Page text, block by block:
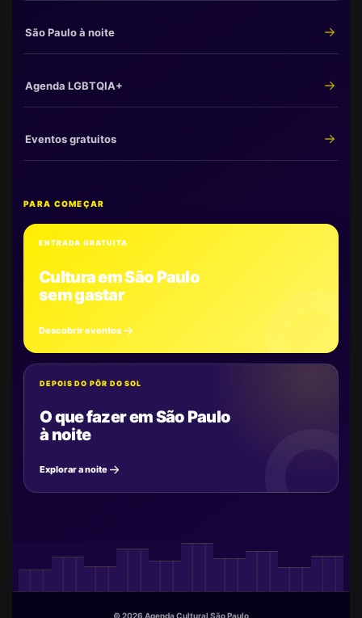
São Paulo à noite
Agenda LGBTQIA+
Eventos gratuitos
PARA COMEÇAR
ENTRADA GRATUITA
Cultura em São Paulo
sem gastar
Descobrir eventos
DEPOIS DO PÔR DO SOL
O que fazer em São Paulo
à noite
Explorar a noite
© 2026 Agenda Cultural São Paulo